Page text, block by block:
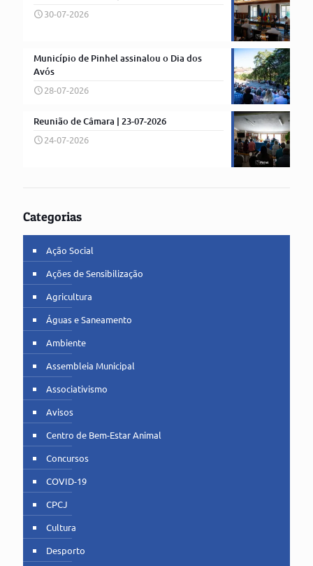
30-07-2026
Município de Pinhel assinalou o Dia dos
Avós
28-07-2026
Reunião de Câmara | 23-07-2026
24-07-2026
Categorias
Ação Social
Ações de Sensibilização
Agricultura
Águas e Saneamento
Ambiente
Assembleia Municipal
Associativismo
Avisos
Centro de Bem-Estar Animal
Concursos
COVID-19
CPCJ
Cultura
Desporto